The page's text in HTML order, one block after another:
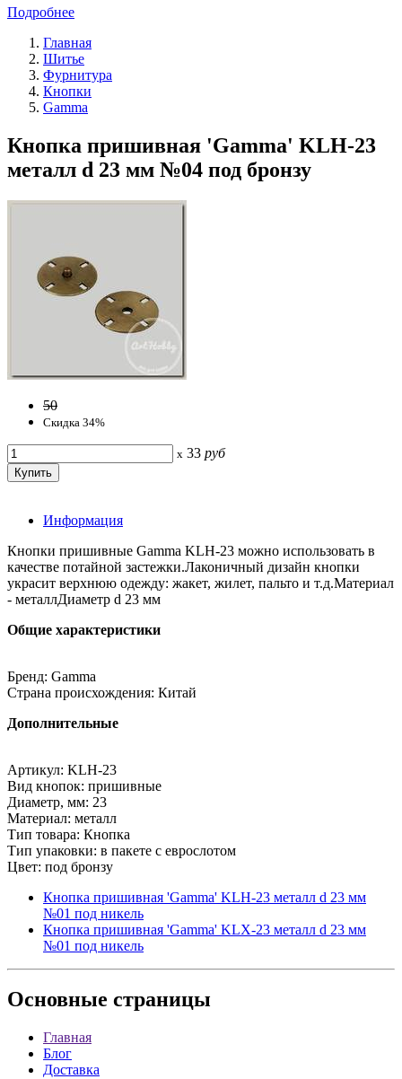
Подробнее
Главная
Шитье
Фурнитура
Кнопки
Gamma
Кнопка пришивная 'Gamma' KLH-23
металл d 23 мм №04 под бронзу
50
Скидка 34%
x 33 руб
Информация
Кнопки пришивные Gamma KLH-23 можно использовать в
качестве потайной застежки.Лаконичный дизайн кнопки
украсит верхнюю одежду: жакет, жилет, пальто и т.д.Материал
- металлДиаметр d 23 мм
Общие характеристики
Бренд: Gamma
Страна происхождения: Китай
Дополнительные
Артикул: KLH-23
Вид кнопок: пришивные
Диаметр, мм: 23
Материал: металл
Тип товара: Кнопка
Тип упаковки: в пакете с еврослотом
Цвет: под бронзу
Кнопка пришивная 'Gamma' KLH-23 металл d 23 мм
№01 под никель
Кнопка пришивная 'Gamma' KLХ-23 металл d 23 мм
№01 под никель
Основные страницы
Главная
Блог
Доставка